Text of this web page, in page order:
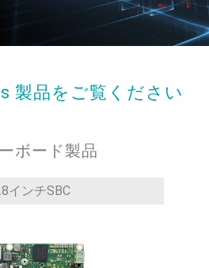
製品をご覧ください
ボード製品
インチSBC